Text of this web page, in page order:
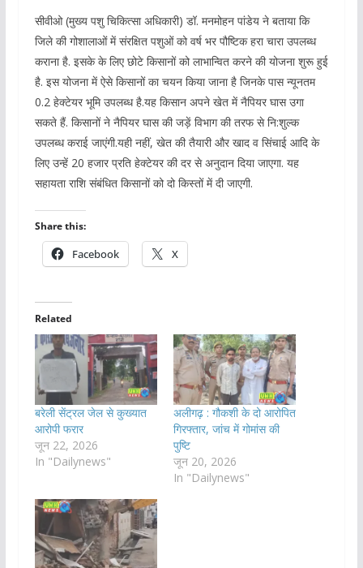
सीवीओ (मुख्य पशु चिकित्सा अधिकारी) डॉ. मनमोहन पांडेय ने बताया कि
जिले की गोशालाओं में संरक्षित पशुओं को वर्ष भर पौष्टिक हरा चारा उपलब्ध
कराना है. इसके के लिए छोटे किसानों को लाभान्वित करने की योजना शुरू हुई
है. इस योजना में ऐसे किसानों का चयन किया जाना है जिनके पास न्यूनतम
0.2 हेक्टेयर भूमि उपलब्ध है.यह किसान अपने खेत में नैपियर घास उगा
सकते हैं. किसानों ने नैपियर घास की जड़ें विभाग की तरफ से नि:शुल्क
उपलब्ध कराई जाएंगी.यही नहीं, खेत की तैयारी और खाद व सिंचाई आदि के
लिए उन्हें 20 हजार प्रति हेक्टेयर की दर से अनुदान दिया जाएगा. यह
सहायता राशि संबंधित किसानों को दो किस्तों में दी जाएगी.
Share this:
Facebook X
Related
बरेली सेंट्रल जेल से कुख्यात
आरोपी फरार
जून 22, 2026
In "Dailynews"
अलीगढ़ : गौकशी के दो आरोपित
गिरफ्तार, जांच में गोमांस की
पुष्टि
जून 20, 2026
In "Dailynews"